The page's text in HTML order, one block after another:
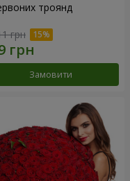
троянд
грн
Замовити